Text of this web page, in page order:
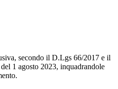
secondo il D.Lgs 66/2017 e il
1 agosto 2023, inquadrandole